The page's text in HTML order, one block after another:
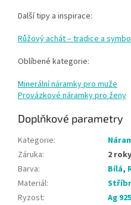
Další tipy a inspirace:
Růžový achát – tradice a
Oblíbené kategorie:
Minerální náramky pro muže
Provázkové náramky pro ženy
Doplňkové parametry
Kategorie:
Záruka:
2 roky
Barva: Bílá,
Materiál:
Ryzost:
Ag